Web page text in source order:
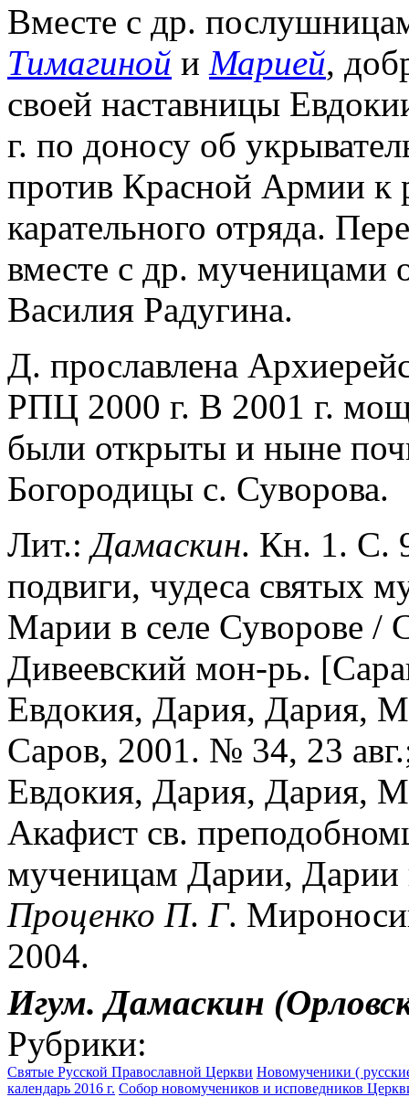
Вместе с др.
Тимагиной и Марией,
своей наставницы
г. по доносу об
против Красной Армии к
карательного отряда.
вместе с др. мученицами
Василия Радугина.
Д. прославлена
РПЦ 2000 г. В 2001 г.
были открыты и ныне
Богородицы с. Суворова.
Лит.:Дамаскин. Кн. 1. С.
подвиги, чудеса святых
Марии в селе Суворове
Дивеевский мон-рь.
Евдокия, Дария, Дария,
Саров, 2001. № 34, 23
Евдокия, Дария, Дария,
Акафист св.
мученицам Дарии,
Проценко П. Г.
2004.
Игум.Дамаскин
Рубрики:
Святые Русской Православной Церкви Новомученики (
календарь 2016 г. Собор новомучеников и исповедников